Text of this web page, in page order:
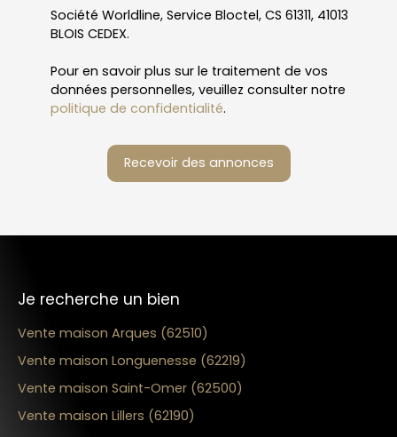
Société Worldline, Service Bloctel, CS 61311, 41013
BLOIS CEDEX.
Pour en savoir plus sur le traitement de vos
données personnelles, veuillez consulter notre
politique de confidentialité.
Recevoir des annonces
Je recherche un bien
Vente maison Arques (62510)
Vente maison Longuenesse (62219)
Vente maison Saint-Omer (62500)
Vente maison Lillers (62190)